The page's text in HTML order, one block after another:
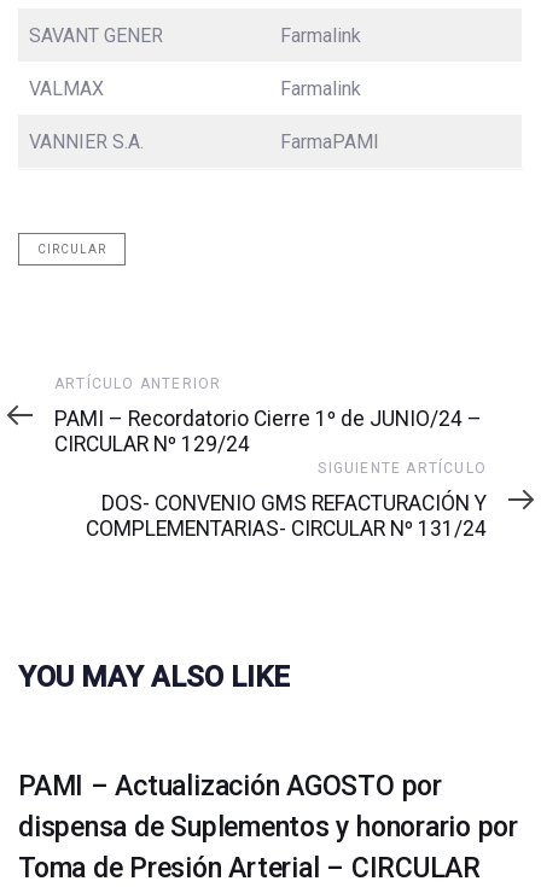
SAVANT GENER Farmalink
VALMAX Farmalink
VANNIER S.A. FarmaPAMI
CIRCULAR
Artículo
anterior
ARTÍCULO ANTERIOR
PAMI – Recordatorio Cierre 1º de JUNIO/24 –
CIRCULAR Nº 129/24
SIGUIENTE ARTÍCULO
DOS- CONVENIO GMS REFACTURACIÓN Y
COMPLEMENTARIAS- CIRCULAR Nº 131/24
YOU MAY ALSO LIKE
PAMI – Actualización AGOSTO por
dispensa de Suplementos y honorario por
Toma de Presión Arterial – CIRCULAR